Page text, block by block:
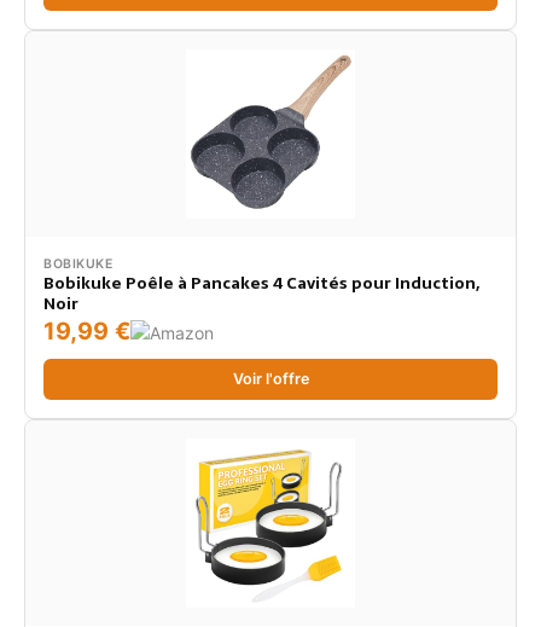
BOBIKUKE
Bobikuke Poêle à Pancakes 4 Cavités pour Induction,
Noir
19,99 €
Voir l'offre